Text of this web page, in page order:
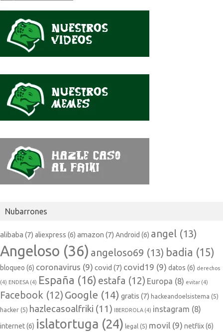
Nubarrones
alibaba (7) aliexpress (6) amazon (7) Android (6) angel (13)
Angeloso (36) angeloso69 (13) badia (15)
bloqueo (6) coronavirus (9) covid (7) covid19 (9) datos (6) derechos
(4) ENDESA (4) España (16) estafa (12) Europa (8) evitar (4)
Facebook (12) Google (14) gratis (7) hackeandoelsistema (5)
hacker (5) hazlecasoalfriki (11) IBERDROLA (4) instagram (8)
internet(6) islatortuga (24) legal (5) movil (9) netflix(6)